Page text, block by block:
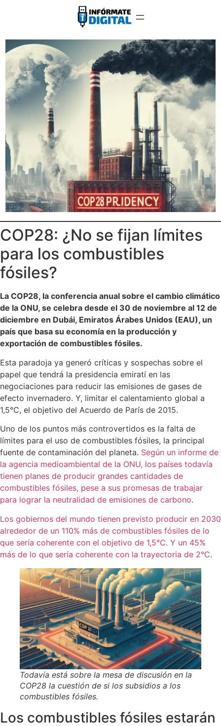
COP28: ¿No se fijan límites
para los combustibles
fósiles?
La COP28, la conferencia anual sobre el cambio climático
de la ONU, se celebra desde el 30 de noviembre al 12 de
diciembre en Dubái, Emiratos Árabes Unidos (EAU), un
país que basa su economía en la producción y
exportación de combustibles fósiles.
Esta paradoja ya generó críticas y sospechas sobre el
papel que tendrá la presidencia emiratí en las
negociaciones para reducir las emisiones de gases de
efecto invernadero. Y, limitar el calentamiento global a
1,5°C, el objetivo del Acuerdo de París de 2015.
Uno de los puntos más controvertidos es la falta de
límites para el uso de combustibles fósiles, la principal
fuente de contaminación del planeta. Según un informe de
la agencia medioambiental de la ONU, los países todavía
tienen planes de producir grandes cantidades de
combustibles fósiles, pese a sus promesas de trabajar
para lograr la neutralidad de emisiones de carbono.
Los gobiernos del mundo tienen previsto producir en 2030
alrededor de un 110% más de combustibles fósiles de lo
que sería coherente con el objetivo de 1,5°C. Y un 45%
más de lo que sería coherente con la trayectoria de 2°C.
Todavía está sobre la mesa de discusión en la
COP28 la cuestión de si los subsidios a los
combustibles fósiles.
Los combustibles fósiles estarán